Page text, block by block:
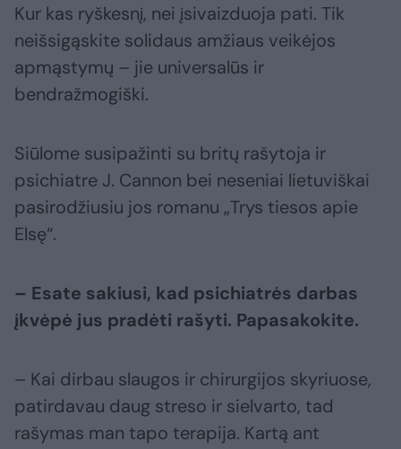
Kur kas ryškesnį, nei įsivaizduoja pati. Tik
neišsigąskite solidaus amžiaus veikėjos
apmąstymų – jie universalūs ir
bendražmogiški.
Siūlome susipažinti su britų rašytoja ir
psichiatre J. Cannon bei neseniai lietuviškai
pasirodžiusiu jos romanu „Trys tiesos apie
Elsę“.
– Esate sakiusi, kad psichiatrės darbas
įkvėpė jus pradėti rašyti. Papasakokite.
– Kai dirbau slaugos ir chirurgijos skyriuose,
patirdavau daug streso ir sielvarto, tad
rašymas man tapo terapija. Kartą ant